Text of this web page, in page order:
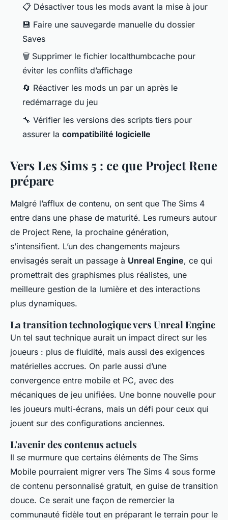
📋 Désactiver tous les mods avant la mise à jour
💾 Faire une sauvegarde manuelle du dossier
Saves
🗑️ Supprimer le fichier localthumbcache pour
éviter les conflits d’affichage
🔄 Réactiver les mods un par un après le
redémarrage du jeu
🔧 Vérifier les versions des scripts tiers pour
assurer la compatibilité logicielle
Vers Les Sims 5 : ce que Project Rene
prépare
Malgré l’afflux de contenu, on sent que The Sims 4
entre dans une phase de maturité. Les rumeurs autour
de Project Rene, la prochaine génération,
s’intensifient. L’un des changements majeurs
envisagés serait un passage à Unreal Engine, ce qui
promettrait des graphismes plus réalistes, une
meilleure gestion de la lumière et des interactions
plus dynamiques.
La transition technologique vers Unreal Engine
Un tel saut technique aurait un impact direct sur les
joueurs : plus de fluidité, mais aussi des exigences
matérielles accrues. On parle aussi d’une
convergence entre mobile et PC, avec des
mécaniques de jeu unifiées. Une bonne nouvelle pour
les joueurs multi-écrans, mais un défi pour ceux qui
jouent sur des configurations anciennes.
L'avenir des contenus actuels
Il se murmure que certains éléments de The Sims
Mobile pourraient migrer vers The Sims 4 sous forme
de contenu personnalisé gratuit, en guise de transition
douce. Ce serait une façon de remercier la
communauté fidèle tout en préparant le terrain pour le